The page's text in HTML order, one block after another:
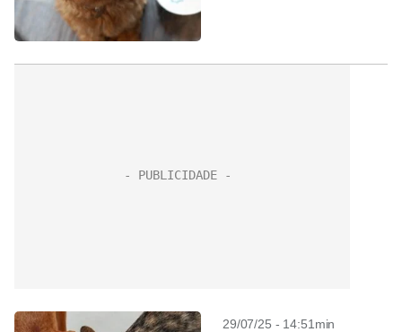
29/07/25 - 14:51min